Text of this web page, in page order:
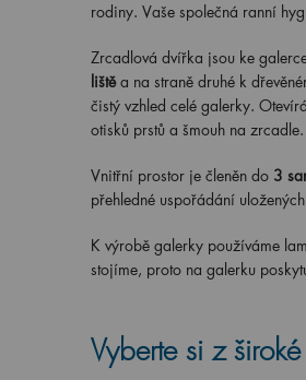
rodiny. Vaše společná ranní
Zrcadlová dvířka jsou ke
lištěa na straně druhé k
čistý vzhled celé galerky.
otisků prstů a šmouh na
Vnitřní prostor je členěn do 3
přehledné uspořádání
K výrobě galerky používáme
stojíme, proto na galerku
Vyberte si z